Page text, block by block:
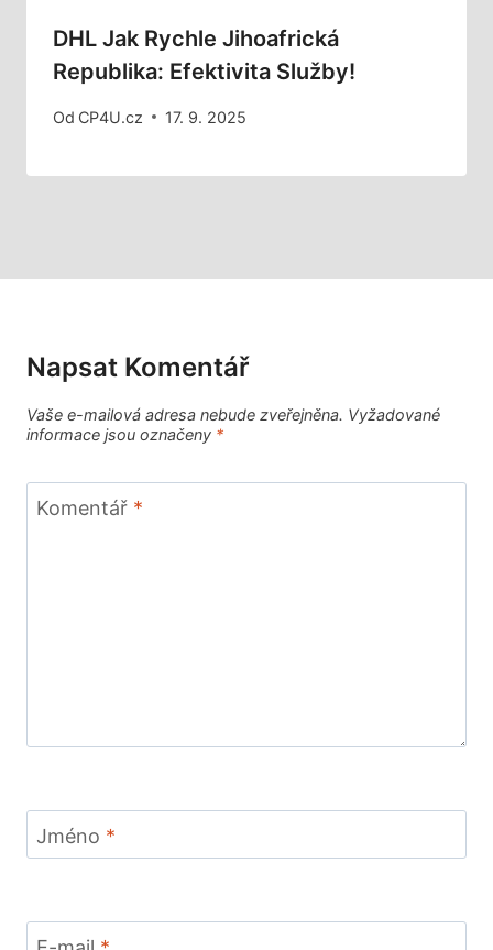
DHL Jak Rychle Jihoafrická
Republika: Efektivita Služby!
Od CP4U.cz 17. 9. 2025
Napsat Komentář
Vaše e-mailová adresa nebude zveřejněna. Vyžadované
informace jsou označeny *
Komentář *
Jméno *